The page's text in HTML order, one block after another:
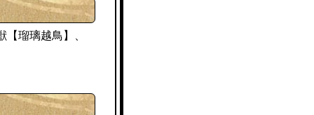
【瑠璃越鳥 】、